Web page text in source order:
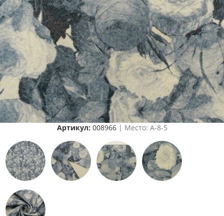
Артикул: 008966| Место: A-8-5